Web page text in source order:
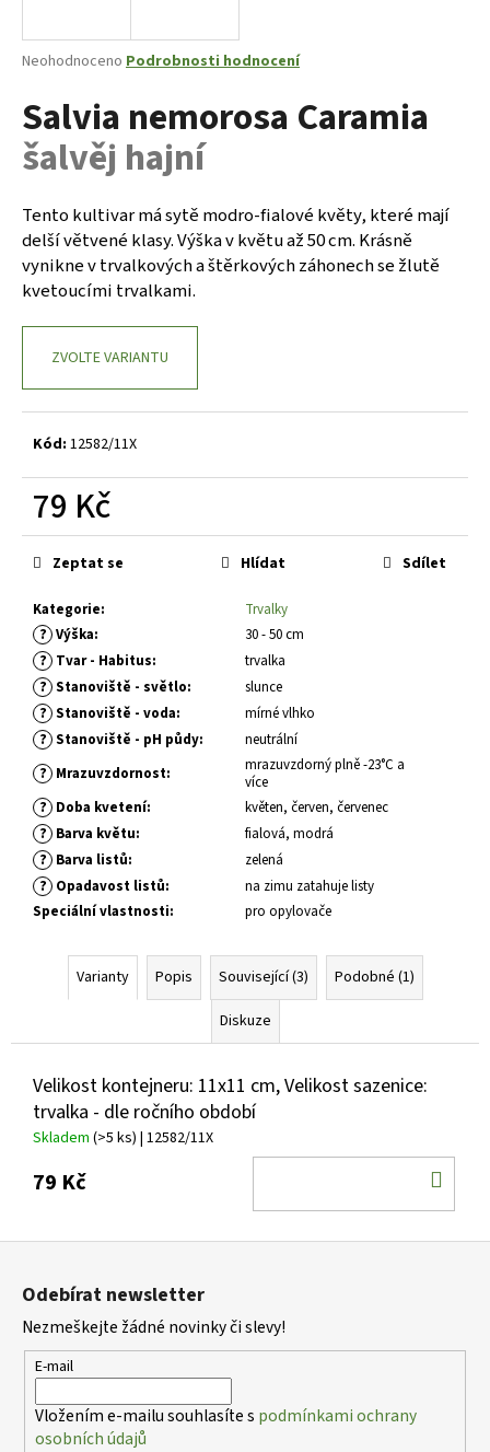
Průměrné
produktu
je
0,0
z
hvězdiček.
Neohodnoceno Podrobnosti hodnocení
Salvia nemorosa Caramia
šalvěj hajní
Tento kultivar má sytě modro-fialové květy, které mají
delší větvené klasy. Výška v květu až 50 cm. Krásně
vynikne v trvalkových a štěrkových záhonech se žlutě
kvetoucími trvalkami.
ZVOLTE VARIANTU
Kód: 12582/11X
79 Kč
Měrná
cena:
Kategorie: Trvalky
? Výška: 30 - 50 cm
? Tvar - Habitus: trvalka
? Stanoviště - světlo: slunce
? Stanoviště - voda: mírné vlhko
? Stanoviště - pH půdy: neutrální
? Mrazuvzdornost:
mrazuvzdorný plně -23°C a
více
? Doba kvetení: květen, červen, červenec
? Barva květu: fialová, modrá
? Barva listů: zelená
? Opadavost listů:
na zimu zatahuje listy
Speciální vlastnosti: pro opylovače
Zeptat se Hlídat Sdílet
Varianty Popis Související (3)
Podobné (1)
Diskuze
Velikost kontejneru: 11x11 cm, Velikost sazenice:
trvalka - dle ročního období
Skladem (>5 ks) | 12582/11X
79 Kč
j
t
?
HLEDAT
p
o
u
j
SEDUM
TELEPHIUM
DARK
MAGIC
ROZCHODNÍK
ZVRHLÝ
139
Kč
Z
Odebírat newsletter
Nezmeškejte žádné novinky či slevy!
E-mail
Vložením e-mailu souhlasíte s podmínkami ochrany
osobních údajů